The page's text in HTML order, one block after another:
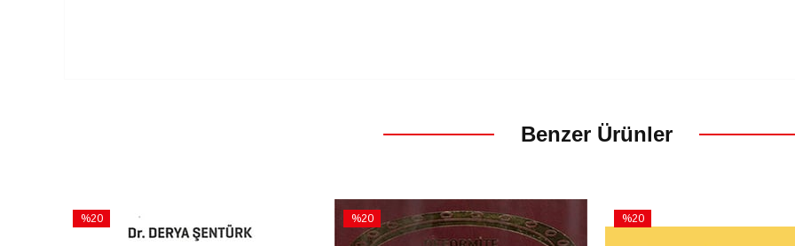
Benzer Ürünler
%20
%20
İndirim
%20